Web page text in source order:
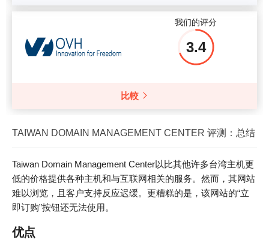
我们的评分
3.4
比較
TAIWAN DOMAIN MANAGEMENT CENTER 评测：总结
Taiwan Domain Management Center以比其他许多台湾主机更
低的价格提供各种主机和与互联网相关的服务。然而，其网站
难以浏览，且客户支持反应迟缓。更糟糕的是，该网站的“立
即订购”按钮还无法使用。
优点